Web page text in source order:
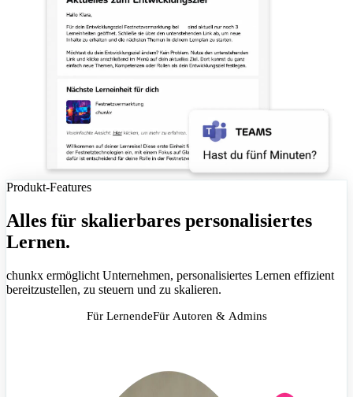
Produkt-Features
Alles für skalierbares personalisiertes
Lernen.
chunkx ermöglicht Unternehmen, personalisiertes Lernen effizient
bereitzustellen, zu steuern und zu skalieren.
Für LernendeFür Autoren & Admins